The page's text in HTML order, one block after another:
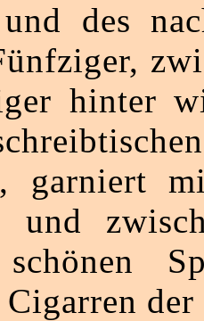
des
hinter
garniert
und